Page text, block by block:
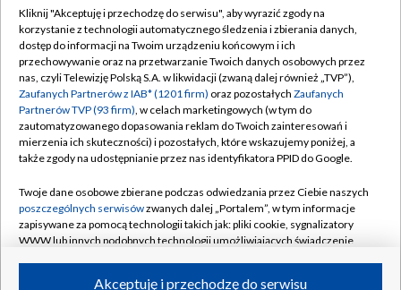
TVP
Abonament TVP
Emisja w TVP
Centrum informacji TVP
Naziemna Telewizja Cyfrowa
Rada Programowa
System NOS
Informacje o nadawcy
Regulamin TVP
Polityka prywatności
Moje zgody
Pomoc
Kontakt
Kanały
Kliknij "Akceptuję i przechodzę do serwisu", aby wyrazić zgody na
korzystanie z technologii automatycznego śledzenia i zbierania danych,
dostęp do informacji na Twoim urządzeniu końcowym i ich
przechowywanie oraz na przetwarzanie Twoich danych osobowych przez
nas, czyli Telewizję Polską S.A. w likwidacji (zwaną dalej również „TVP”),
Zaufanych Partnerów z IAB* (1201 firm) oraz pozostałych Zaufanych
Partnerów TVP (93 firm), w celach marketingowych (w tym do
zautomatyzowanego dopasowania reklam do Twoich zainteresowań i
mierzenia ich skuteczności) i pozostałych, które wskazujemy poniżej, a
także zgody na udostępnianie przez nas identyfikatora PPID do Google.
Twoje dane osobowe zbierane podczas odwiedzania przez Ciebie naszych
poszczególnych serwisówzwanych dalej „Portalem”, w tym informacje
zapisywane za pomocą technologii takich jak: pliki cookie, sygnalizatory
WWW lub innych podobnych technologii umożliwiających świadczenie
Akceptuję i przechodzę do serwisu